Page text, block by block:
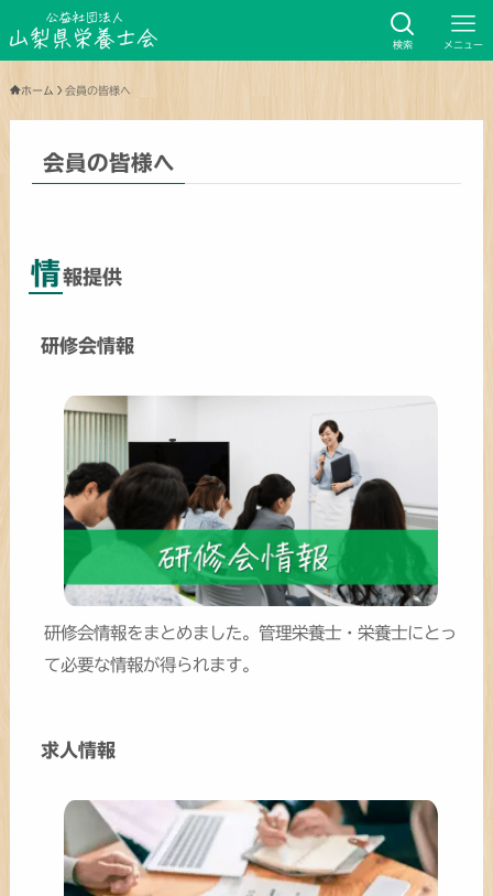
検索 メニュー
ホーム 会員の皆様へ
会員の皆様へ
情報提供
研修会情報
研修会情報をまとめました。管理栄養士・栄養士にとっ
て必要な情報が得られます。
求人情報